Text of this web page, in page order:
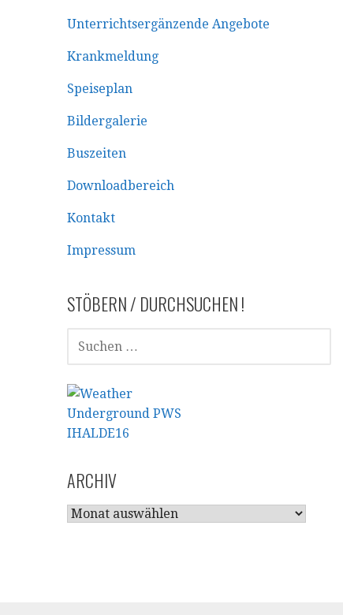
Unterrichtsergänzende Angebote
Krankmeldung
Speiseplan
Bildergalerie
Buszeiten
Downloadbereich
Kontakt
Impressum
STÖBERN / DURCHSUCHEN !
SUCHEN
NACH:
ARCHIV
ARCHIV